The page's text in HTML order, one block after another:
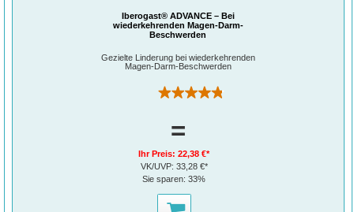
Iberogast® ADVANCE – Bei
wiederkehrenden Magen-Darm-
Beschwerden
Gezielte Linderung bei wiederkehrenden
Magen-Darm-Beschwerden
(255)
=
Ihr Preis:22,38 €*
VK/UVP: 33,28 €*
Sie sparen:33%